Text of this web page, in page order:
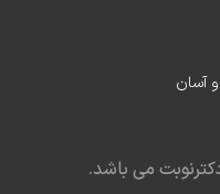
آسان
می باشد.